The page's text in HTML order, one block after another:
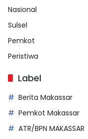
Nasional
Sulsel
Pemkot
Peristiwa
Label
Berita Makassar
Pemkot Makassar
ATR/BPN MAKASSAR